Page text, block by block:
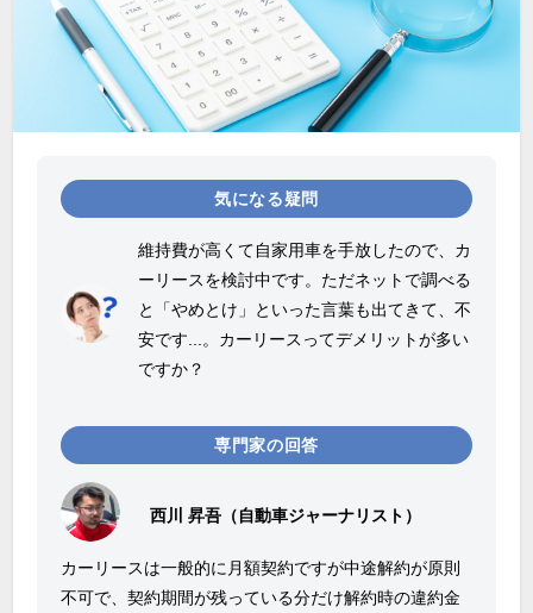
気になる疑問
維持費が高くて自家用車を手放したので、カ
ーリースを検討中です。ただネットで調べる
と「やめとけ」といった言葉も出てきて、不
安です...。カーリースってデメリットが多い
ですか？
専門家の回答
西川 昇吾（自動車ジャーナリスト）
カーリースは一般的に月額契約ですが中途解約が原則
不可で、契約期間が残っている分だけ解約時の違約金